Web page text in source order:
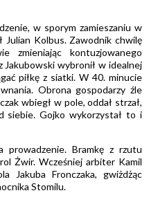
w sporym zamieszaniu w
Julian Kolbus. Zawodnik chwilę
zmieniając kontuzjowanego
Jakubowski wybronił w idealnej
piłkę z siatki. W 40. minucie
Obrona gospodarzy źle
wbiegł w pole, oddał strzał,
siebie. Gojko wykorzystał to i
prowadzenie. Bramkę z rzutu
Żwir. Wcześniej arbiter Kamil
Jakuba Fronczaka, gwiżdżąc
Stomilu.